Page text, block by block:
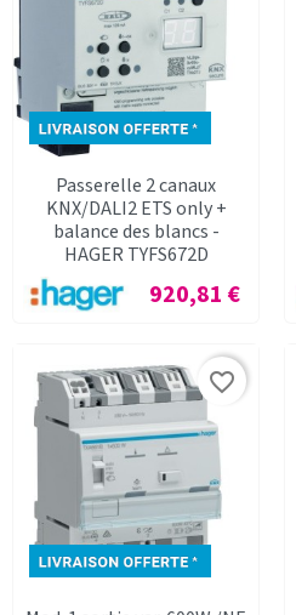
Passerelle 2 canaux
KNX/DALI2 ETS only +
balance des blancs -
HAGER TYFS672D
Prix
920,81 €
favorite_border